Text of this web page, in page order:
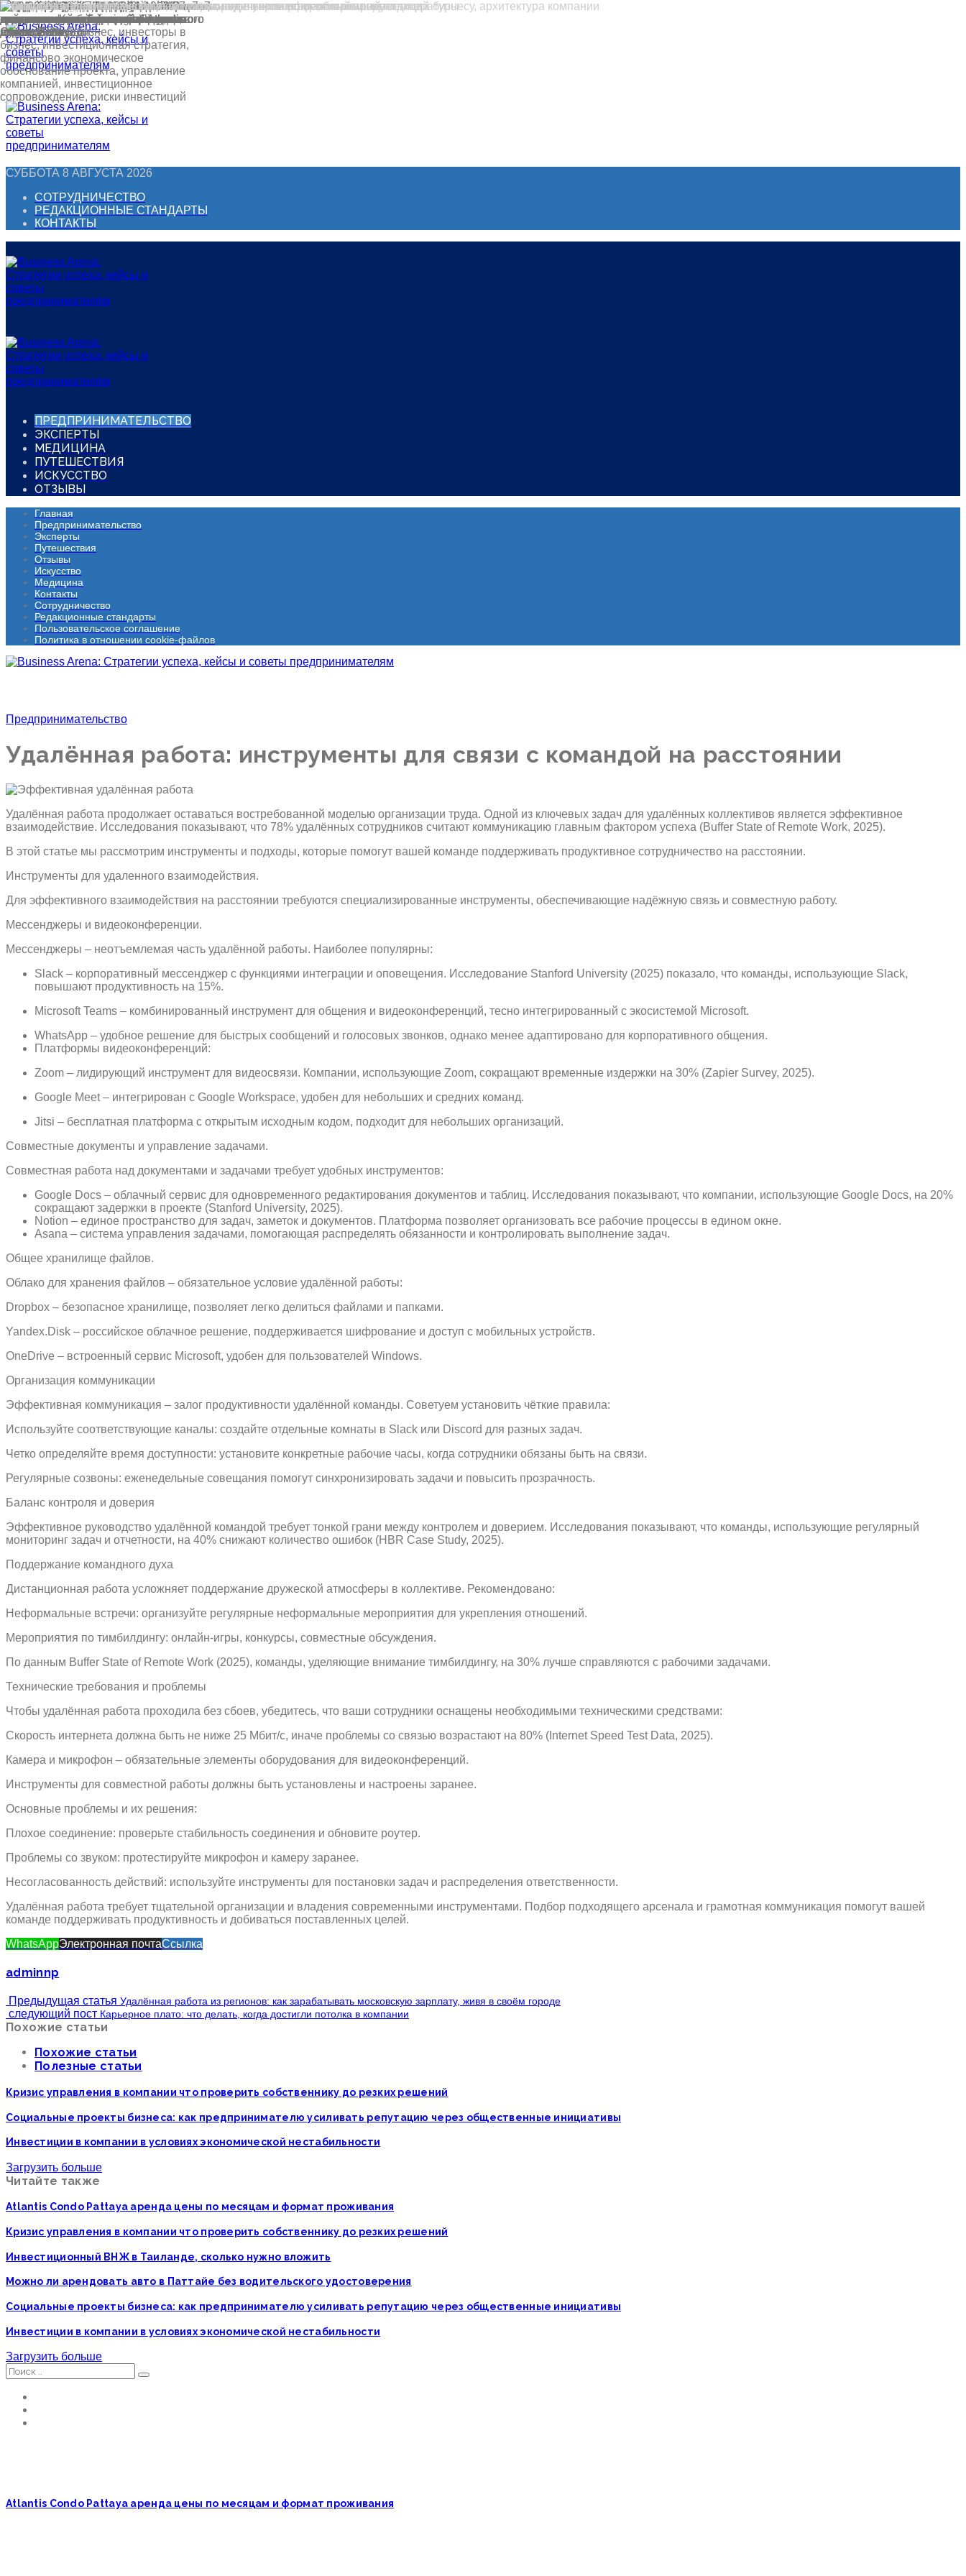
Перейти
к
контенту
СУББОТА 8 АВГУСТА 2026
СОТРУДНИЧЕСТВО
РЕДАКЦИОННЫЕ СТАНДАРТЫ
КОНТАКТЫ
ПРЕДПРИНИМАТЕЛЬСТВО
ЭКСПЕРТЫ
МЕДИЦИНА
ПУТЕШЕСТВИЯ
ИСКУССТВО
ОТЗЫВЫ
Главная
Предпринимательство
Эксперты
Путешествия
Отзывы
Искусство
Медицина
Контакты
Сотрудничество
Редакционные стандарты
Пользовательское соглашение
Политика в отношении cookie-файлов
Предпринимательство
Удалённая работа: инструменты для связи с командой на расстоянии
Удалённая работа продолжает оставаться востребованной моделью организации труда. Одной из ключевых задач для удалённых коллективов является эффективное
взаимодействие. Исследования показывают, что 78% удалённых сотрудников считают коммуникацию главным фактором успеха (Buffer State of Remote Work, 2025).
В этой статье мы рассмотрим инструменты и подходы, которые помогут вашей команде поддерживать продуктивное сотрудничество на расстоянии.
Инструменты для удаленного взаимодействия.
Для эффективного взаимодействия на расстоянии требуются специализированные инструменты, обеспечивающие надёжную связь и совместную работу.
Мессенджеры и видеоконференции.
Мессенджеры – неотъемлемая часть удалённой работы. Наиболее популярны:
Slack – корпоративный мессенджер с функциями интеграции и оповещения. Исследование Stanford University (2025) показало, что команды, использующие Slack,
повышают продуктивность на 15%.
Microsoft Teams – комбинированный инструмент для общения и видеоконференций, тесно интегрированный с экосистемой Microsoft.
WhatsApp – удобное решение для быстрых сообщений и голосовых звонков, однако менее адаптировано для корпоративного общения.
Платформы видеоконференций:
Zoom – лидирующий инструмент для видеосвязи. Компании, использующие Zoom, сокращают временные издержки на 30% (Zapier Survey, 2025).
Google Meet – интегрирован с Google Workspace, удобен для небольших и средних команд.
Jitsi – бесплатная платформа с открытым исходным кодом, подходит для небольших организаций.
Совместные документы и управление задачами.
Совместная работа над документами и задачами требует удобных инструментов:
Google Docs – облачный сервис для одновременного редактирования документов и таблиц. Исследования показывают, что компании, использующие Google Docs, на 20%
сокращают задержки в проекте (Stanford University, 2025).
Notion – единое пространство для задач, заметок и документов. Платформа позволяет организовать все рабочие процессы в едином окне.
Asana – система управления задачами, помогающая распределять обязанности и контролировать выполнение задач.
Общее хранилище файлов.
Облако для хранения файлов – обязательное условие удалённой работы:
Dropbox – безопасное хранилище, позволяет легко делиться файлами и папками.
Yandex.Disk – российское облачное решение, поддерживается шифрование и доступ с мобильных устройств.
OneDrive – встроенный сервис Microsoft, удобен для пользователей Windows.
Организация коммуникации
Эффективная коммуникация – залог продуктивности удалённой команды. Советуем установить чёткие правила:
Используйте соответствующие каналы: создайте отдельные комнаты в Slack или Discord для разных задач.
Четко определяйте время доступности: установите конкретные рабочие часы, когда сотрудники обязаны быть на связи.
Регулярные созвоны: еженедельные совещания помогут синхронизировать задачи и повысить прозрачность.
Баланс контроля и доверия
Эффективное руководство удалённой командой требует тонкой грани между контролем и доверием. Исследования показывают, что команды, использующие регулярный
мониторинг задач и отчетности, на 40% снижают количество ошибок (HBR Case Study, 2025).
Поддержание командного духа
Дистанционная работа усложняет поддержание дружеской атмосферы в коллективе. Рекомендовано:
Неформальные встречи: организуйте регулярные неформальные мероприятия для укрепления отношений.
Мероприятия по тимбилдингу: онлайн-игры, конкурсы, совместные обсуждения.
По данным Buffer State of Remote Work (2025), команды, уделяющие внимание тимбилдингу, на 30% лучше справляются с рабочими задачами.
Технические требования и проблемы
Чтобы удалённая работа проходила без сбоев, убедитесь, что ваши сотрудники оснащены необходимыми техническими средствами:
Скорость интернета должна быть не ниже 25 Мбит/с, иначе проблемы со связью возрастают на 80% (Internet Speed Test Data, 2025).
Камера и микрофон – обязательные элементы оборудования для видеоконференций.
Инструменты для совместной работы должны быть установлены и настроены заранее.
Основные проблемы и их решения:
Плохое соединение: проверьте стабильность соединения и обновите роутер.
Проблемы со звуком: протестируйте микрофон и камеру заранее.
Несогласованность действий: используйте инструменты для постановки задач и распределения ответственности.
Удалённая работа требует тщательной организации и владения современными инструментами. Подбор подходящего арсенала и грамотная коммуникация помогут вашей
команде поддерживать продуктивность и добиваться поставленных целей.
WhatsAppЭлектронная почтаСсылка
adminnp
Предыдущая статья Удалённая работа из регионов: как зарабатывать московскую зарплату, живя в своём городе
следующий пост Карьерное плато: что делать, когда достигли потолка в компании
Похожие статьи
Похожие статьи
Полезные статьи
Кризис управления в компании что проверить собственнику до резких решений
Социальные проекты бизнеса: как предпринимателю усиливать репутацию через общественные инициативы
Инвестиции в компании в условиях экономической нестабильности
Загрузить больше
Читайте также
Atlantis Condo Pattaya аренда цены по месяцам и формат проживания
Кризис управления в компании что проверить собственнику до резких решений
Инвестиционный ВНЖ в Таиланде, сколько нужно вложить
Можно ли арендовать авто в Паттайе без водительского удостоверения
Социальные проекты бизнеса: как предпринимателю усиливать репутацию через общественные инициативы
Инвестиции в компании в условиях экономической нестабильности
Загрузить больше
Atlantis Condo Pattaya аренда цены по месяцам и формат проживания